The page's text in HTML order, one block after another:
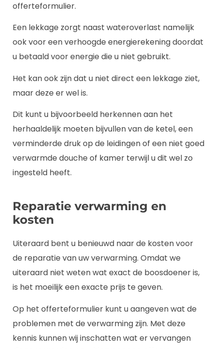
offerteformulier.
Een lekkage zorgt naast wateroverlast namelijk
ook voor een verhoogde energierekening doordat
u betaald voor energie die u niet gebruikt.
Het kan ook zijn dat u niet direct een lekkage ziet,
maar deze er wel is.
Dit kunt u bijvoorbeeld herkennen aan het
herhaaldelijk moeten bijvullen van de ketel, een
verminderde druk op de leidingen of een niet goed
verwarmde douche of kamer terwijl u dit wel zo
ingesteld heeft.
Reparatie verwarming en
kosten
Uiteraard bent u benieuwd naar de kosten voor
de reparatie van uw verwarming. Omdat we
uiteraard niet weten wat exact de boosdoener is,
is het moeilijk een exacte prijs te geven.
Op het offerteformulier kunt u aangeven wat de
problemen met de verwarming zijn. Met deze
kennis kunnen wij inschatten wat er vervangen